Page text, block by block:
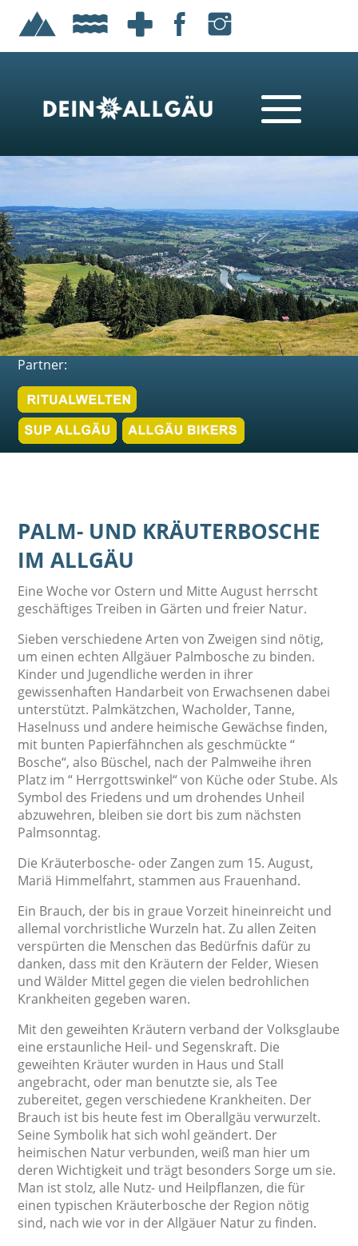
Partner:
PALM- UND KRÄUTERBOSCHE
IM ALLGÄU
Eine Woche vor Ostern und Mitte August herrscht
geschäftiges Treiben in Gärten und freier Natur.
Sieben verschiedene Arten von Zweigen sind nötig,
um einen echten Allgäuer Palmbosche zu binden.
Kinder und Jugendliche werden in ihrer
gewissenhaften Handarbeit von Erwachsenen dabei
unterstützt. Palmkätzchen, Wacholder, Tanne,
Haselnuss und andere heimische Gewächse finden,
mit bunten Papierfähnchen als geschmückte “
Bosche“, also Büschel, nach der Palmweihe ihren
Platz im “ Herrgottswinkel“ von Küche oder Stube. Als
Symbol des Friedens und um drohendes Unheil
abzuwehren, bleiben sie dort bis zum nächsten
Palmsonntag.
Die Kräuterbosche- oder Zangen zum 15. August,
Mariä Himmelfahrt, stammen aus Frauenhand.
Ein Brauch, der bis in graue Vorzeit hineinreicht und
allemal vorchristliche Wurzeln hat. Zu allen Zeiten
verspürten die Menschen das Bedürfnis dafür zu
danken, dass mit den Kräutern der Felder, Wiesen
und Wälder Mittel gegen die vielen bedrohlichen
Krankheiten gegeben waren.
Mit den geweihten Kräutern verband der Volksglaube
eine erstaunliche Heil- und Segenskraft. Die
geweihten Kräuter wurden in Haus und Stall
angebracht, oder man benutzte sie, als Tee
zubereitet, gegen verschiedene Krankheiten. Der
Brauch ist bis heute fest im Oberallgäu verwurzelt.
Seine Symbolik hat sich wohl geändert. Der
heimischen Natur verbunden, weiß man hier um
deren Wichtigkeit und trägt besonders Sorge um sie.
Man ist stolz, alle Nutz- und Heilpflanzen, die für
einen typischen Kräuterbosche der Region nötig
sind, nach wie vor in der Allgäuer Natur zu finden.